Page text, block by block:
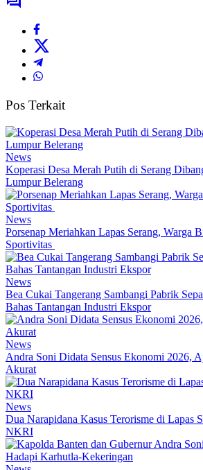
Pos Terkait
News
Koperasi Desa Merah Putih di Serang
Lumpur Belerang
News
Porsenap Meriahkan Lapas Serang, Warga
Sportivitas
News
Bea Cukai Tangerang Sambangi Pabrik
Bahas Tantangan Industri Ekspor
News
Andra Soni Didata Sensus Ekonomi 2026,
Akurat
News
Dua Narapidana Kasus Terorisme di Lapas
NKRI